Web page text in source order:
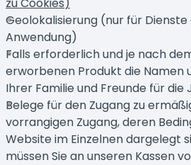
Geolokalisierung (nur für
Anwendung)
Falls erforderlich und je nach
erworbenen Produkt die Namen
Ihrer Familie und Freunde für die
Belege für den Zugang zu
vorrangigen Zugang, deren
Website im Einzelnen dargelegt
müssen Sie an unseren Kassen